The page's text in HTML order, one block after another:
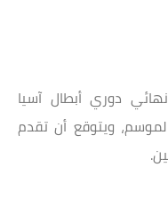
دوري أبطال آسيا
ويتوقع أن تقدم